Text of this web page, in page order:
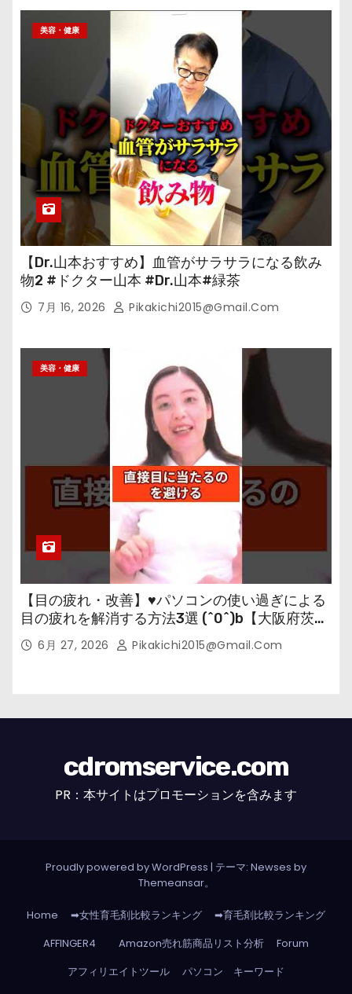
美容・健康
【Dr.山本おすすめ】血管がサラサラになる飲み
物2 #ドクター山本 #Dr.山本#緑茶
7月 16, 2026 Pikakichi2015@gmail.com
美容・健康
【目の疲れ・改善】♥パソコンの使い過ぎによる
目の疲れを解消する方法3選 (^0^)b【大阪府茨木
市の女性・美容鍼灸・整体師が教えます。】
6月 27, 2026 Pikakichi2015@gmail.com
cdromservice.com
PR：本サイトはプロモーションを含みます
Proudly powered by WordPress | テーマ: Newses by
Themeansar。
Home ➡女性育毛剤比較ランキング
➡育毛剤比較ランキング
AFFINGER4
Amazon売れ筋商品リスト分析
Forum
アフィリエイトツール
パソコン キーワード